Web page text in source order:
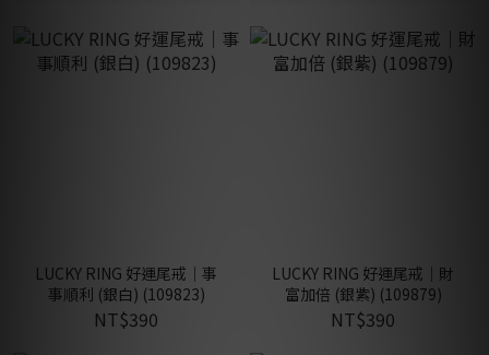
LUCKY RING 好運尾戒｜事
事順利 (銀白) (109823)
NT$390
LUCKY RING 好運尾戒｜財
富加倍 (銀紫) (109879)
NT$390